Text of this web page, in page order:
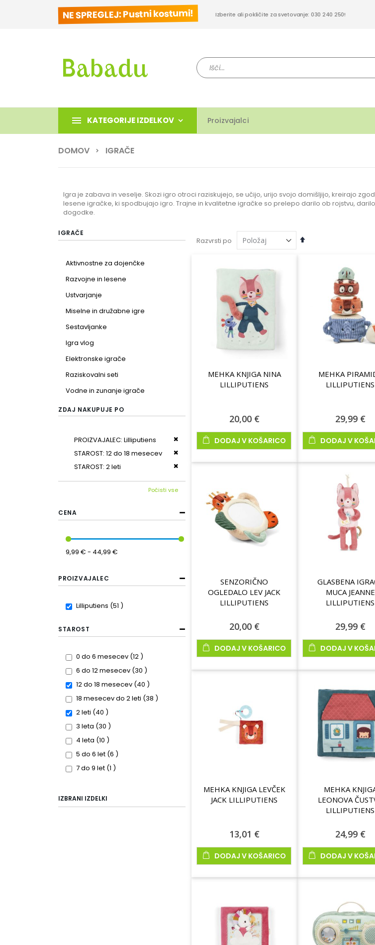
NE SPREGLEJ: Pustni kostumi! Izberite ali pokličite za svetovanje: 030 240 250!
Iskanje
KATEGORIJE IZDELKOV Proizvajalci
DOMOV IGRAČE
Igra je zabava in veselje. Skozi igro otroci raziskujejo, se učijo, urijo svojo domišljijo, kreirajo
lesene igračke, ki spodbujajo igro. Trajne in kvalitetne igračke so prelepo darilo ob rojstvu,
dogodke.
Razvrsti po
Nastavi
MEHKA KNJIGA NINA
LILLIPUTIENS
20,00 €
DODAJ V KOŠARICO
MEHKA
LILLIPUTIENS
29,99 €
DODAJ V
SENZORIČNO
OGLEDALO LEV JACK
LILLIPUTIENS
20,00 €
DODAJ V KOŠARICO
GLASBENA
MUCA JEANNE
LILLIPUTIENS
29,99 €
DODAJ V
MEHKA KNJIGA LEVČEK
JACK LILLIPUTIENS
13,01 €
DODAJ V KOŠARICO
MEHKA
LEONOVA
LILLIPUTIENS
24,99 €
DODAJ V
IGRAČE
Aktivnostne za dojenčke
Razvojne in lesene
Ustvarjanje
Miselne in družabne igre
Sestavljanke
Igra vlog
Elektronske igrače
Raziskovalni seti
Vodne in zunanje igrače
ZDAJ NAKUPUJE PO
PROIZVAJALEC Lilliputiens
Odstrani ta izdelek
STAROST 12 do 18 mesecev
Odstrani ta izdelek
STAROST 2 leti Odstrani ta izdelek
Počisti vse
CENA
9,99 € - 44,99 €
PROIZVAJALEC
Lilliputiens 51 items
STAROST
0 do 6 mesecev 12 items
6 do 12 mesecev 30 items
12 do 18 mesecev 40 items
18 mesecev do 2 leti 38 items
2 leti 40 items
3 leta 30 items
4 leta 10 items
5 do 6 let 6 items
7 do 9 let 1 item
IZBRANI IZDELKI